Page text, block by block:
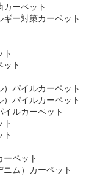
カーペット
ギー対策カーペット
ト
ット
）パイルカーペット
）パイルカーペット
イルカーペット
ト
ト
ーペット
ニム）カーペット